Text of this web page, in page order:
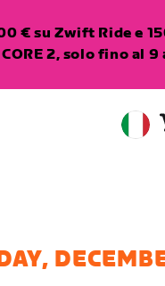
€ su Zwift Ride e
2, solo fino al 9